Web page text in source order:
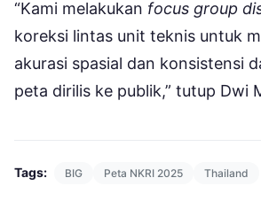
“Kami melakukan focus group
koreksi lintas unit teknis untuk
akurasi spasial dan konsistensi
peta dirilis ke publik,” tutup Dwi
Tags: BIG Peta NKRI 2025 Thailand